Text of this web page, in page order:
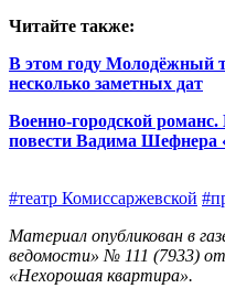
Читайте также:
В этом году Молодёжный
несколько заметных дат
Военно-городской
повести Вадима Шефнера
#театр Комиссаржевской
Материал опубликован в
ведомости» № 111 (7933) от
«Нехорошая квартира».